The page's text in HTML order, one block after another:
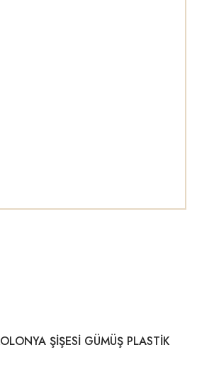
ŞİŞESİ GÜMÜŞ PLASTİK